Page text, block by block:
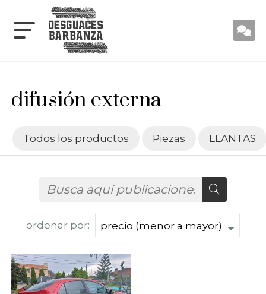
difusión externa
Todos los productos Piezas LLANTAS
ordenar por: